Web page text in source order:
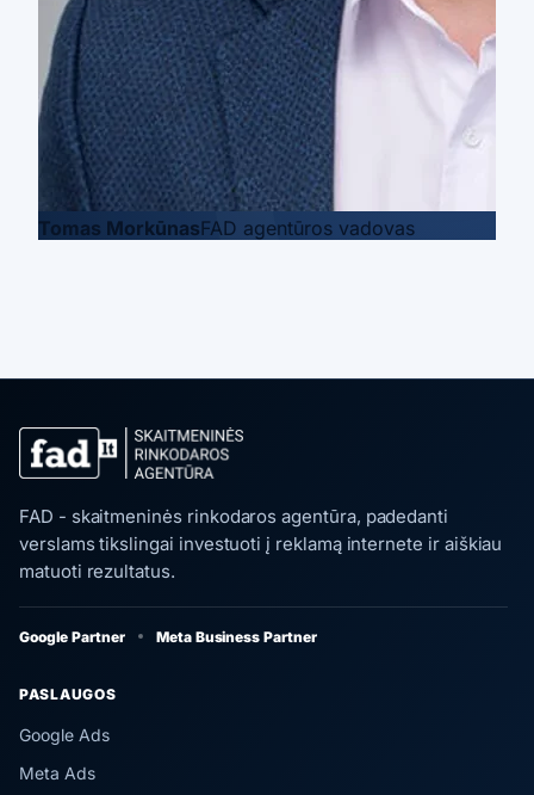
Tomas MorkūnasFAD agentūros vadovas
FAD - skaitmeninės rinkodaros agentūra, padedanti
verslams tikslingai investuoti į reklamą internete ir aiškiau
matuoti rezultatus.
Google Partner Meta Business Partner
PASLAUGOS
Google Ads
Meta Ads